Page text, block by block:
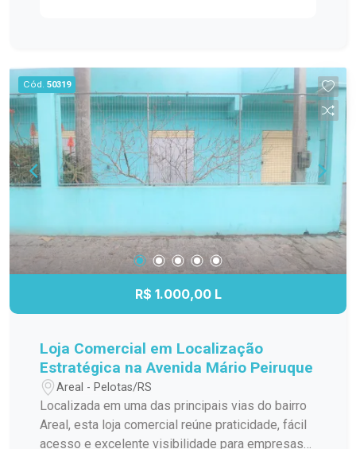
Lopes e São Francisco de Paula. Linha de ônibus
em frente e cercada por diversos comércios e
serviços. IMPORTANTE: Toda a mobília que
aparece nas fotos será retirada antes da entrega
do imóvel. A locação refere-se à sala
desocupada. Agende sua visita e conheça esta
excelente oportunidade para instalar ou expandir
valorização e circulação.
Cód. 50319
R$ 1.000,00 L
Loja Comercial em Localização
Estratégica na Avenida Mário Peiruque
Areal - Pelotas/RS
Localizada em uma das principais vias do bairro
Areal, esta loja comercial reúne praticidade, fácil
acesso e excelente visibilidade para empresas